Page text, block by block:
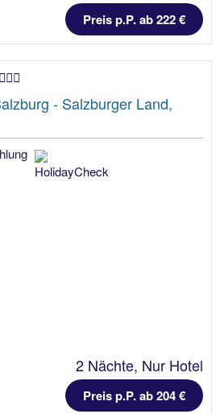
Preis p.P. ab 222 €
- Salzburger Land,
2 Nächte, Nur Hotel
Preis p.P. ab 204 €